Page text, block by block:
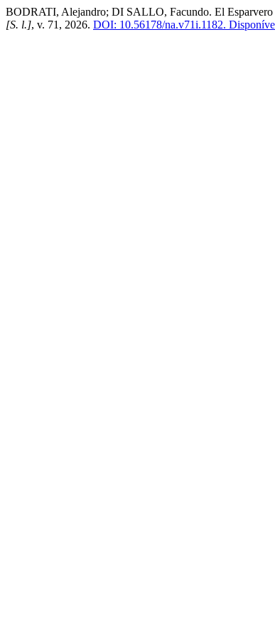
BODRATI, Alejandro; DI SALLO, Facundo. El Esparvero
[S. l.], v. 71, 2026. DOI: 10.56178/na.v71i.1182.